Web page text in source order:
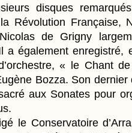
disques
Révolution Française,
de Grigny
a également enregistré,
« le Chant
Bozza. Son dernier
aux Sonates pour
le Conservatoire